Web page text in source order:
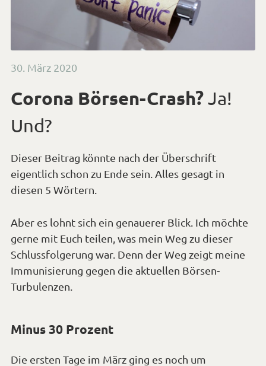
Veröffentlicht
30. März 2020
Corona Börsen-Crash?Ja!
Und?
Dieser Beitrag könnte nach der Überschrift
eigentlich schon zu Ende sein. Alles gesagt in
diesen 5 Wörtern.
Aber es lohnt sich ein genauerer Blick. Ich möchte
gerne mit Euch teilen, was mein Weg zu dieser
Schlussfolgerung war. Denn der Weg zeigt meine
Immunisierung gegen die aktuellen Börsen-
Turbulenzen
Minus 30 Prozent
Die ersten Tage im März ging es noch um